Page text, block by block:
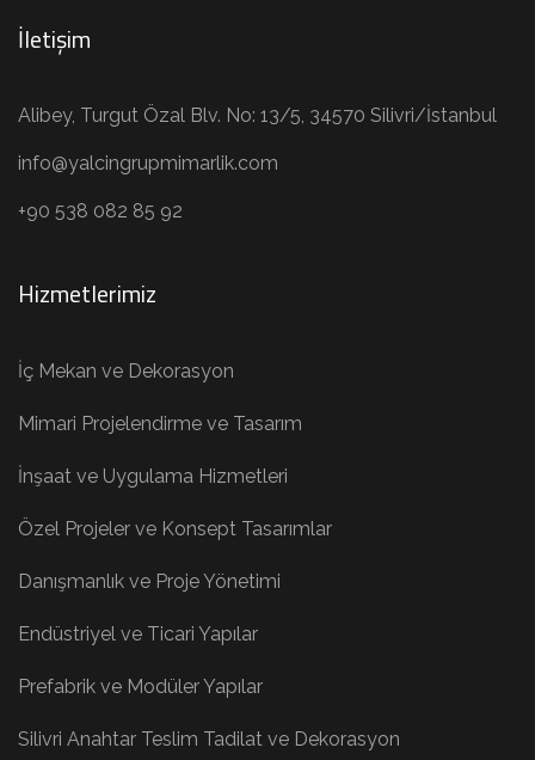
İletişim
Alibey, Turgut Özal Blv. No: 13/5, 34570 Silivri/İstanbul
info@yalcingrupmimarlik.com
+90 538 082 85 92
Hizmetlerimiz
İç Mekan ve Dekorasyon
Mimari Projelendirme ve Tasarım
İnşaat ve Uygulama Hizmetleri
Özel Projeler ve Konsept Tasarımlar
Danışmanlık ve Proje Yönetimi
Endüstriyel ve Ticari Yapılar
Prefabrik ve Modüler Yapılar
Silivri Anahtar Teslim Tadilat ve Dekorasyon